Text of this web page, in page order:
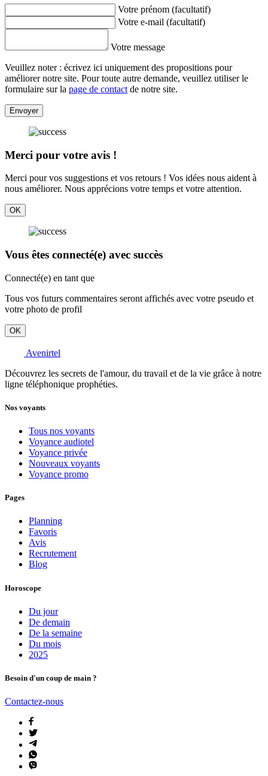
Votre prénom (facultatif)
Votre e-mail (facultatif)
Votre message
Veuillez noter : écrivez ici uniquement des propositions pour
améliorer notre site. Pour toute autre demande, veuillez utiliser le
formulaire sur la page de contact de notre site.
Envoyer
Merci pour votre avis !
Merci pour vos suggestions et vos retours ! Vos idées nous aident à
nous améliorer. Nous apprécions votre temps et votre attention.
OK
Vous êtes connecté(e) avec succès
Connecté(e) en tant que
Tous vos futurs commentaires seront affichés avec votre pseudo et
votre photo de profil
OK
Avenirtel
Découvrez les secrets de l'amour, du travail et de la vie grâce à notre
ligne téléphonique prophéties.
Nos voyants
Tous nos voyants
Voyance audiotel
Voyance privée
Nouveaux voyants
Voyance promo
Pages
Planning
Favoris
Avis
Recrutement
Blog
Horoscope
Du jour
De demain
De la semaine
Du mois
2025
Besoin d'un coup de main ?
Contactez-nous